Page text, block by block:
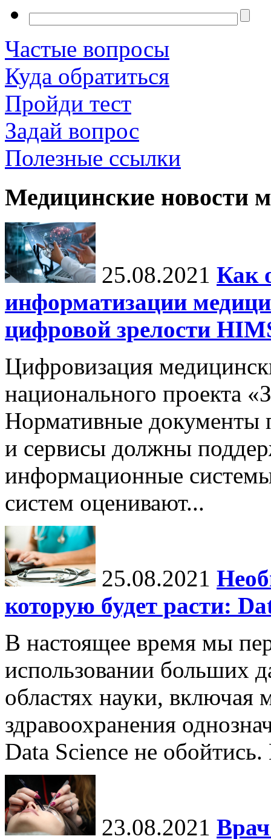
Частые вопросы
Куда обратиться
Пройди тест
Задай вопрос
Полезные ссылки
Медицинские новости
25.08.2021 Как
информатизации
цифровой зрелости
Цифровизация
национального проекта
Нормативные документы
и сервисы должны
информационные
систем оценивают...
25.08.2021
которую будет расти:
В настоящее время мы
использовании больших
областях науки, включая
здравоохранения
Data Science не
23.08.2021